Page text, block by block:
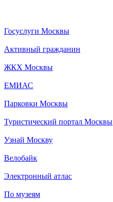
Госуслуги Москвы
Активный гражданин
ЖКХ Москвы
ЕМИАС
Парковки Москвы
Туристический портал Москвы
Узнай Москву
Велобайк
Электронный атлас
По музеям